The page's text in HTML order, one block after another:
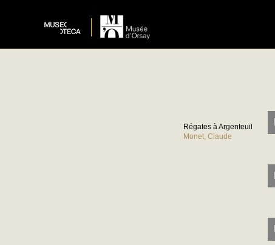
Régates à Argenteuil
Monet, Claude